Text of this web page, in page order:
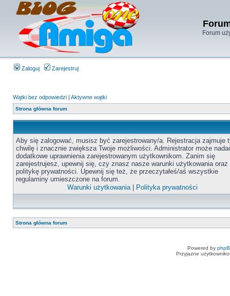
Forum
Zaloguj Zarejestruj
Wątki bez odpowiedzi | Aktywne wątki
Strona główna forum
Aby się zalogować, musisz być zarejestrowany/a. Rejestracja zajmuje
chwilę i znacznie zwiększa Twoje możliwości. Administrator może
dodatkowe uprawnienia zarejestrowanym użytkownikom. Zanim się
zarejestrujesz, upewnij się, czy znasz nasze warunki użytkowania oraz
politykę prywatności. Upewnij się też, że przeczytałeś/aś wszystkie
regulaminy umieszczone na forum.
Warunki użytkowania| Polityka prywatności
Strona główna forum
Powered by
Przyjazne